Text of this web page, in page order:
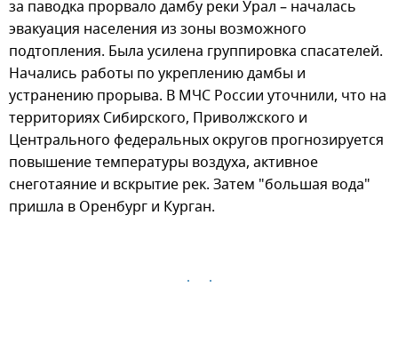
за паводка прорвало дамбу реки Урал – началась
эвакуация населения из зоны возможного
подтопления. Была усилена группировка спасателей.
Начались работы по укреплению дамбы и
устранению прорыва. В МЧС России уточнили, что на
территориях Сибирского, Приволжского и
Центрального федеральных округов прогнозируется
повышение температуры воздуха, активное
снеготаяние и вскрытие рек. Затем "большая вода"
пришла в Оренбург и Курган.